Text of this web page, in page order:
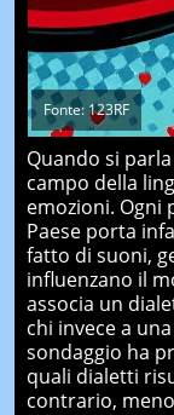
Fonte: 123RF
Quando si
campo della
emozioni. Ogni
Paese porta
fatto di suoni,
influenzano il
associa un
chi invece a
sondaggio ha
quali dialetti
contrario,